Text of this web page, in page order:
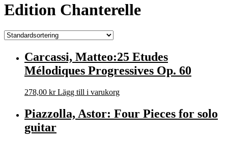
Edition Chanterelle
Carcassi, Matteo:25 Etudes
Mélodiques Progressives Op. 60
278,00 kr Lägg till i varukorg
Piazzolla, Astor: Four Pieces for solo
guitar